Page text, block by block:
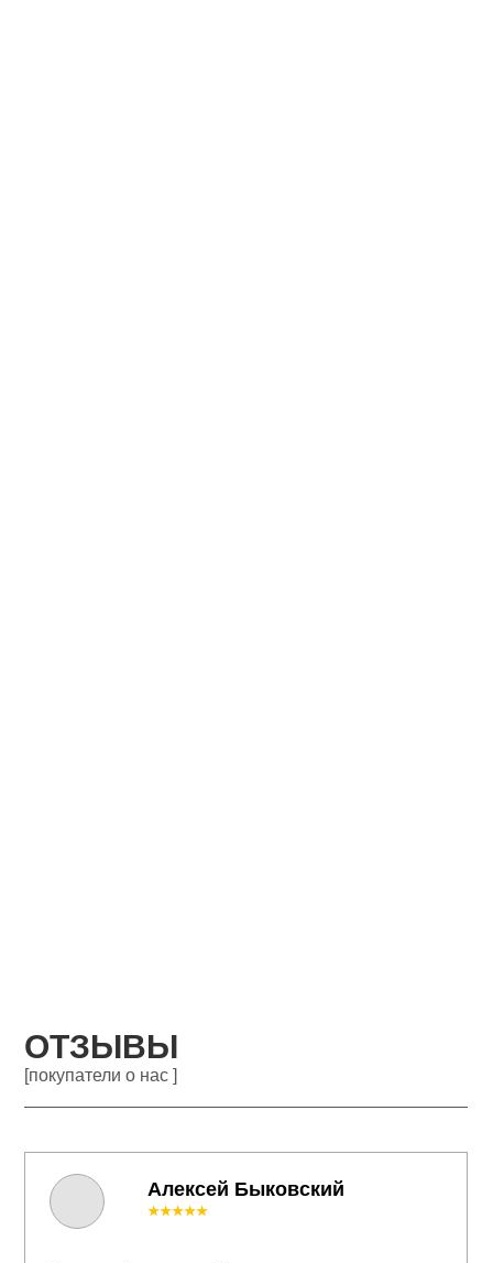
ОТЗЫВЫ
[покупатели о нас ]
Алексей Быковский
★★★★★